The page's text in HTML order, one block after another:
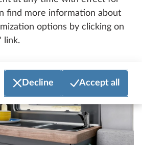
find more information about
options by clicking on
link.
Decline Accept all